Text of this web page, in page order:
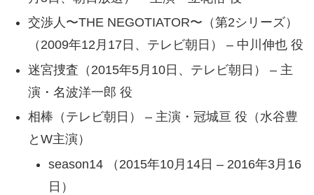
交渉人〜THE NEGOTIATOR〜（第2シリーズ）
（2009年12月17日、テレビ朝日） – 中川伸也 役
迷宮捜査（2015年5月10日、テレビ朝日） – 主
演・名波洋一郎 役
相棒（テレビ朝日） – 主演・冠城亘 役（水谷豊
とW主演）
season14 （2015年10月14日 – 2016年3月16
日）